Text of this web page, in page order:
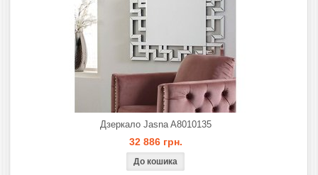
Дзеркало Jasna A8010135
32 886 грн.